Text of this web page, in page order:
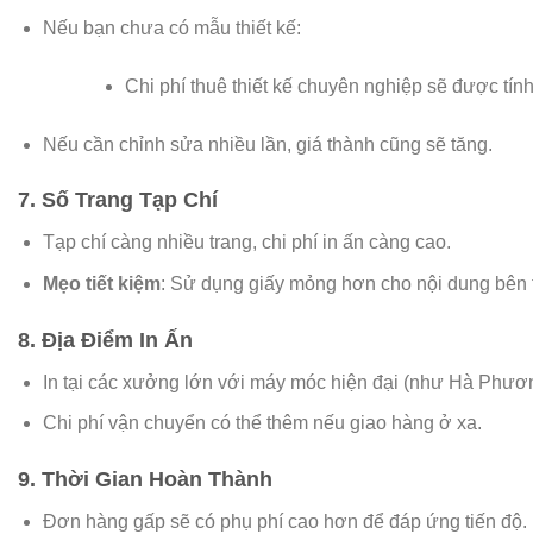
Nếu bạn chưa có mẫu thiết kế:
Chi phí thuê thiết kế chuyên nghiệp sẽ được
Nếu cần chỉnh sửa nhiều lần, giá thành cũng sẽ tăng.
7. Số Trang Tạp Chí
Tạp chí càng nhiều trang, chi phí in ấn càng cao.
Mẹo tiết kiệm: Sử dụng giấy mỏng hơn cho nội dung bên
8. Địa Điểm In Ấn
In tại các xưởng lớn với máy móc hiện đại (như Hà
Chi phí vận chuyển có thể thêm nếu giao hàng ở xa.
9. Thời Gian Hoàn Thành
Đơn hàng gấp sẽ có phụ phí cao hơn để đáp ứng tiến độ.